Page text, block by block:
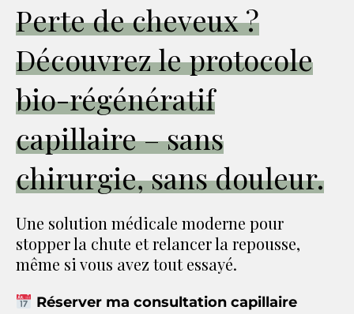
Perte de cheveux ?
Découvrez le protocole
bio-régénératif
capillaire – sans
chirurgie, sans douleur.
Une solution médicale moderne pour
stopper la chute et relancer la repousse,
même si vous avez tout essayé.
Réserver ma consultation capillaire